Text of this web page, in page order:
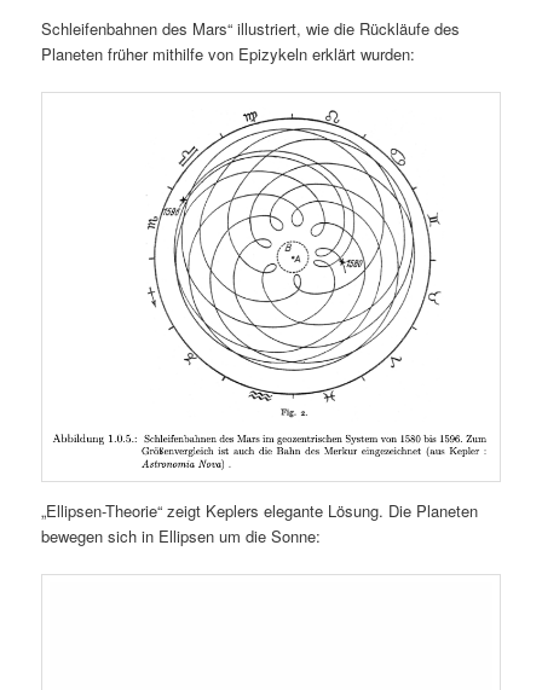
Schleifenbahnen des Mars“ illustriert, wie die Rückläufe des
Planeten früher mithilfe von Epizykeln erklärt wurden:
„Ellipsen-Theorie“ zeigt Keplers elegante Lösung. Die Planeten
bewegen sich in Ellipsen um die Sonne: